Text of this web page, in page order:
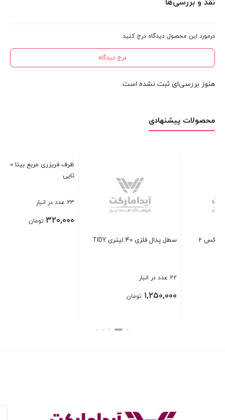
نقد و بررسی‌ها
درمورد این محصول دیدگاه درج کنید.
درج دیدگاه
هنوز بررسی‌ای ثبت نشده است.
محصولات پیشنهادی
ظرف فریزری مربع بیتا 850 میل 4
320,000 تومان